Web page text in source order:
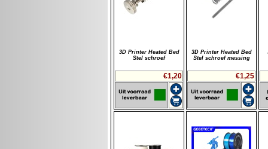
3D Printer Heated Bed
Stel schroef
€1,20
3D Printer Heated Bed
Stel schroef messing
€1,25